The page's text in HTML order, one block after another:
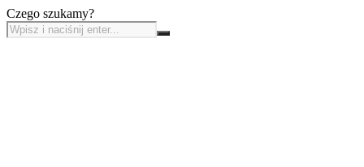
Czego szukamy?